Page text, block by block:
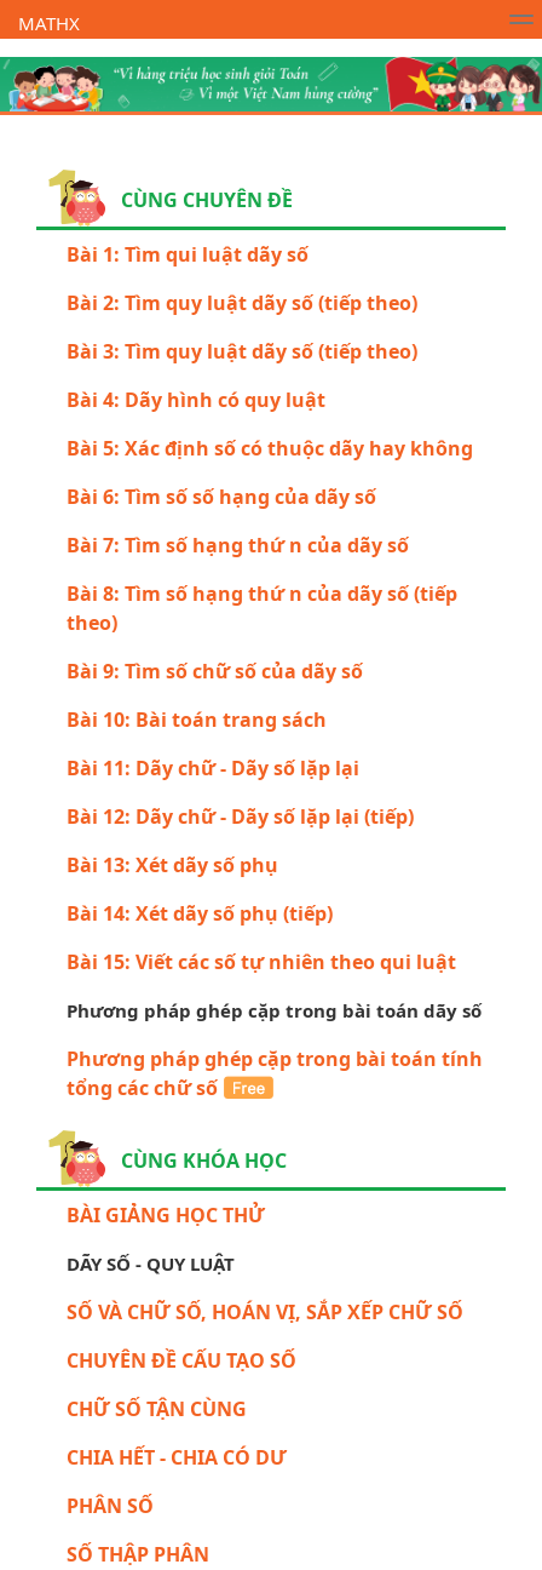
MATHX
Trường Toán Online MATHX Học toán - Lớp 1
CÙNG CHUYÊN ĐỀ
Bài 1: Tìm qui luật dãy số
Bài 2: Tìm quy luật dãy số (tiếp theo)
Bài 3: Tìm quy luật dãy số (tiếp theo)
Bài 4: Dãy hình có quy luật
Bài 5: Xác định số có thuộc dãy hay không
Bài 6: Tìm số số hạng của dãy số
Bài 7: Tìm số hạng thứ n của dãy số
Bài 8: Tìm số hạng thứ n của dãy số (tiếp
theo)
Bài 9: Tìm số chữ số của dãy số
Bài 10: Bài toán trang sách
Bài 11: Dãy chữ - Dãy số lặp lại
Bài 12: Dãy chữ - Dãy số lặp lại (tiếp)
Bài 13: Xét dãy số phụ
Bài 14: Xét dãy số phụ (tiếp)
Bài 15: Viết các số tự nhiên theo qui luật
Phương pháp ghép cặp trong bài toán dãy số
Phương pháp ghép cặp trong bài toán tính
tổng các chữ số
CÙNG KHÓA HỌC
BÀI GIẢNG HỌC THỬ
DÃY SỐ - QUY LUẬT
SỐ VÀ CHỮ SỐ, HOÁN VỊ, SẮP XẾP CHỮ SỐ
CHUYÊN ĐỀ CẤU TẠO SỐ
CHỮ SỐ TẬN CÙNG
CHIA HẾT - CHIA CÓ DƯ
PHÂN SỐ
SỐ THẬP PHÂN